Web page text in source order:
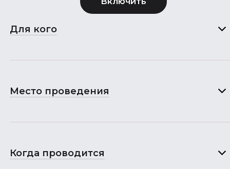
Для кого
Место проведения
Когда проводится